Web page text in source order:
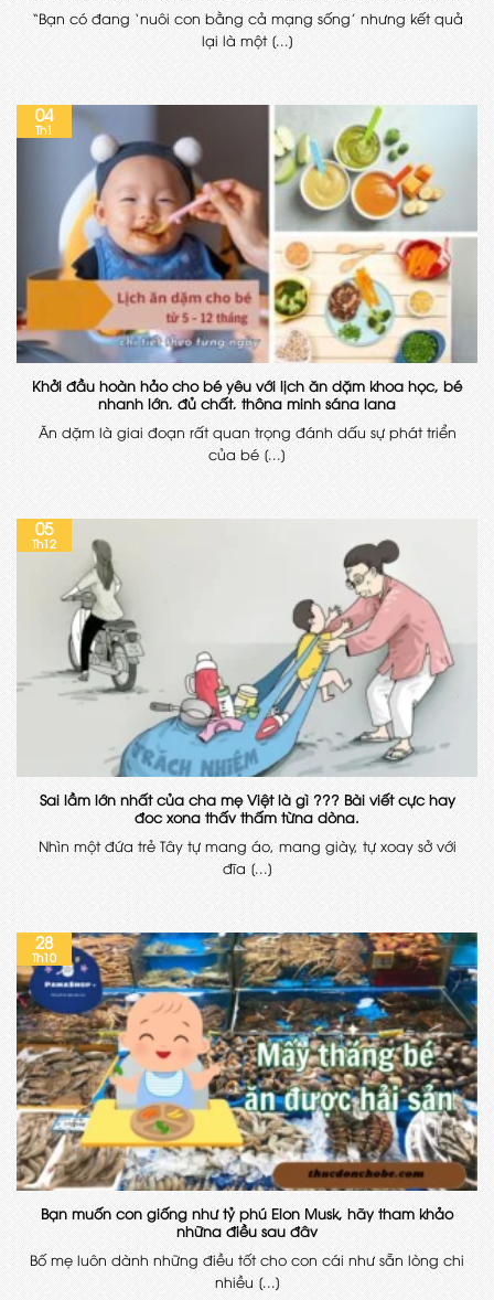
“Bạn có đang ‘nuôi con bằng cả mạng sống’ nhưng kết quả
lại là một [...]
Khởi đầu hoàn hảo cho bé yêu với lịch ăn dặm khoa học, bé
nhanh lớn, đủ chất, thông minh sáng lạng
Ăn dặm là giai đoạn rất quan trọng đánh dấu sự phát triển
của bé [...]
04
Th1
Sai lầm lớn nhất của cha mẹ Việt là gì ??? Bài viết cực hay
đọc xong thấy thấm từng dòng.
Nhìn một đứa trẻ Tây tự mang áo, mang giày, tự xoay sở với
đĩa [...]
05
Th12
Bạn muốn con giống như tỷ phú Elon Musk, hãy tham khảo
những điều sau đây
Bố mẹ luôn dành những điều tốt cho con cái như sẵn lòng chi
nhiều [...]
28
Th10